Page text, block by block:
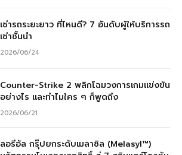
เช่ารถระยะยาว ที่ไหนดี? 7 อันดับผู้ให้บริการรถ
เช่าชั้นนำ
2026/06/24
Counter-Strike 2 พลิกโฉมวงการเกมแข่งขัน
อย่างไร และทำไมใคร ๆ ก็พูดถึง
2026/06/21
ลอรีอัล กรุ๊ปยกระดับเมลาซิล (Melasyl™)